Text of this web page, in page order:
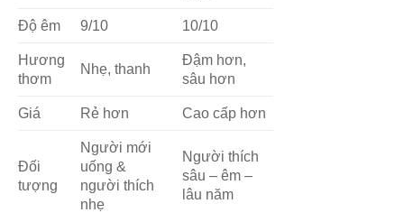
Độ êm 9/10 10/10
Hương
thơm
Nhẹ, thanh
Đậm hơn,
sâu hơn
Giá Rẻ hơn Cao cấp hơn
Đối
tượng
Người mới
uống &
người thích
nhẹ
Người thích
sâu – êm –
lâu năm